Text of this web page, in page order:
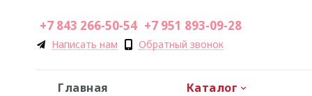
+7 843 266-50-54 +7 951 893-09-28
Написать нам Обратный звонок
Главная Каталог